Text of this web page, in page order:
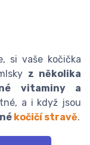
si vaše kočička
z několika
vitaminy a
a i když jsou
kočičí stravě.